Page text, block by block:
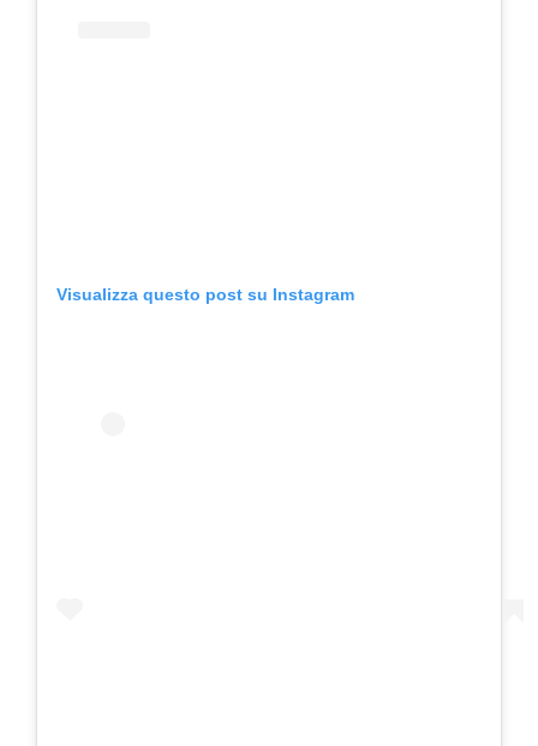
Visualizza questo post su Instagram